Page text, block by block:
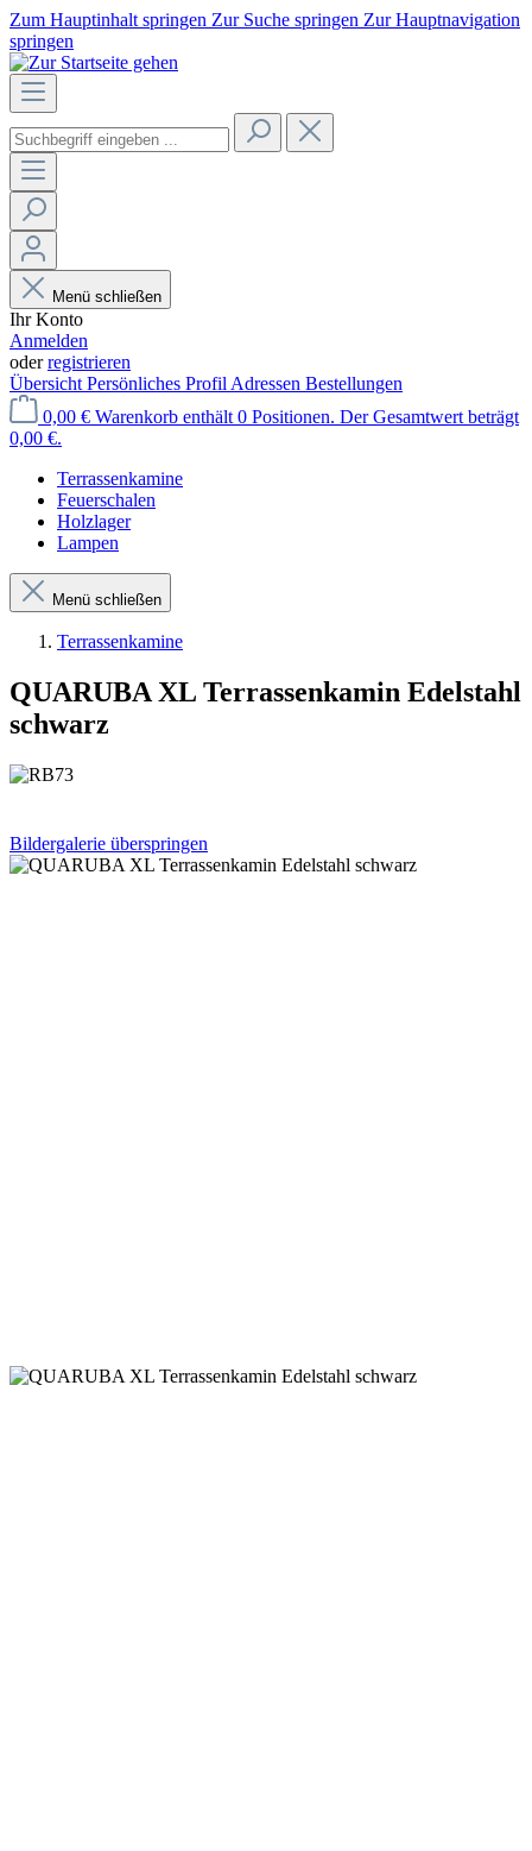
Zum Hauptinhalt springen Zur Suche springen Zur Hauptnavigation
springen
Menü schließen
Ihr Konto
Anmelden
oderregistrieren
Übersicht Persönliches Profil Adressen Bestellungen
0,00 € Warenkorb enthält 0 Positionen. Der Gesamtwert beträgt
0,00 €.
Terrassenkamine
Feuerschalen
Holzlager
Lampen
Menü schließen
Terrassenkamine
QUARUBA XL Terrassenkamin Edelstahl
schwarz
Bildergalerie überspringen